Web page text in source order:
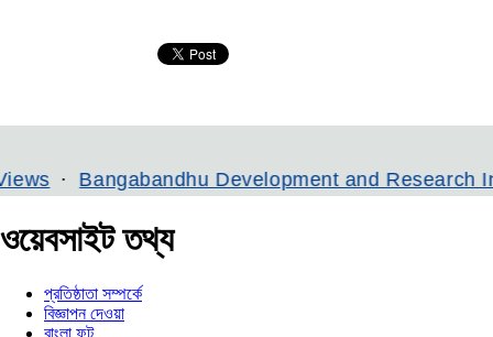
Development and Research Institute
ওয়েবসাইট তথ্য
প্রতিষ্ঠাতা সম্পর্কে
বিজ্ঞাপন দেওয়া
বাংলা ফন্ট